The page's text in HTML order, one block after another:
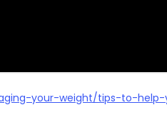
your-weight/tips-to-help-